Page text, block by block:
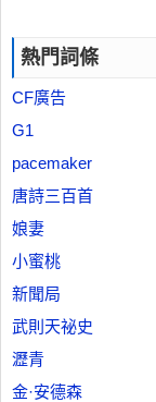
熱門詞條
CF廣告
G1
pacemaker
唐詩三百首
娘妻
小蜜桃
新聞局
武則天祕史
瀝青
金·安德森